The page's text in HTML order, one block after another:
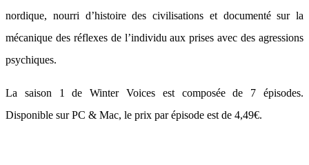
nordique, nourri d’histoire des civilisations et documenté sur la
mécanique des réflexes de l’individu aux prises avec des agressions
psychiques.
La saison 1 de Winter Voices est composée de 7 épisodes.
Disponible sur PC & Mac, le prix par épisode est de 4,49€.